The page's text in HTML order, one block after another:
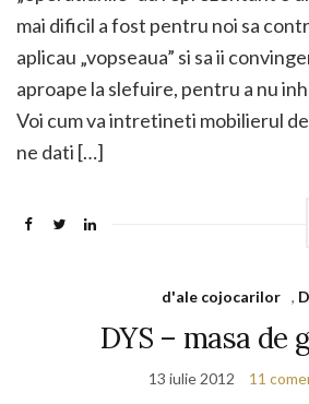
mai dificil a fost pentru noi sa
aplicau „vopseaua” si sa ii
aproape la slefuire, pentru a nu
Voi cum va intretineti mobilierul
ne dati […]
d'ale cojocarilor ,
DYS – masa de
13 iulie 2012 11